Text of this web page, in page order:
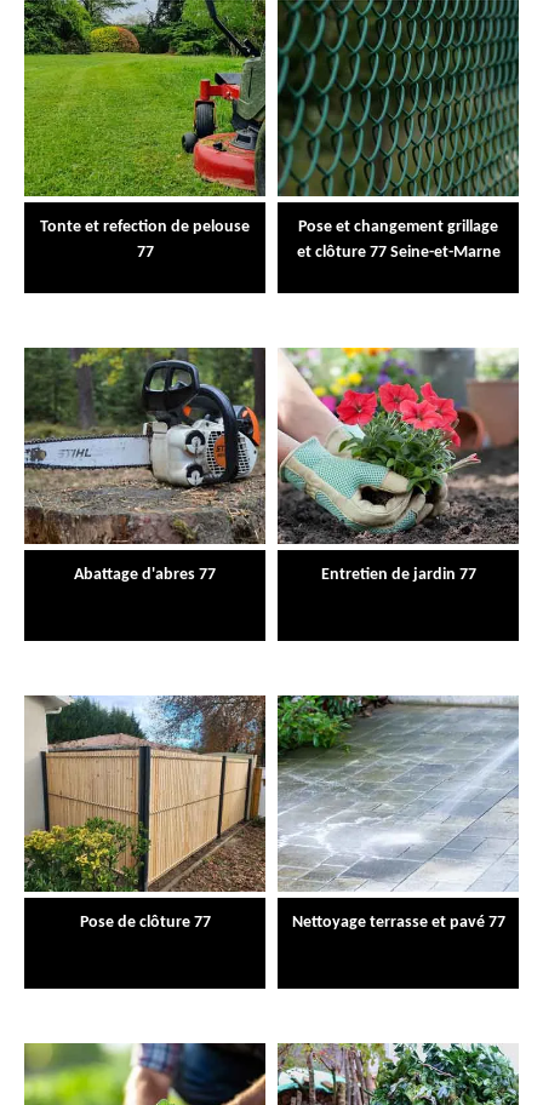
Tonte et refection de pelouse
77
Pose et changement grillage
et clôture 77 Seine-et-Marne
Abattage d'abres 77 Entretien de jardin 77
Pose de clôture 77 Nettoyage terrasse et pavé 77